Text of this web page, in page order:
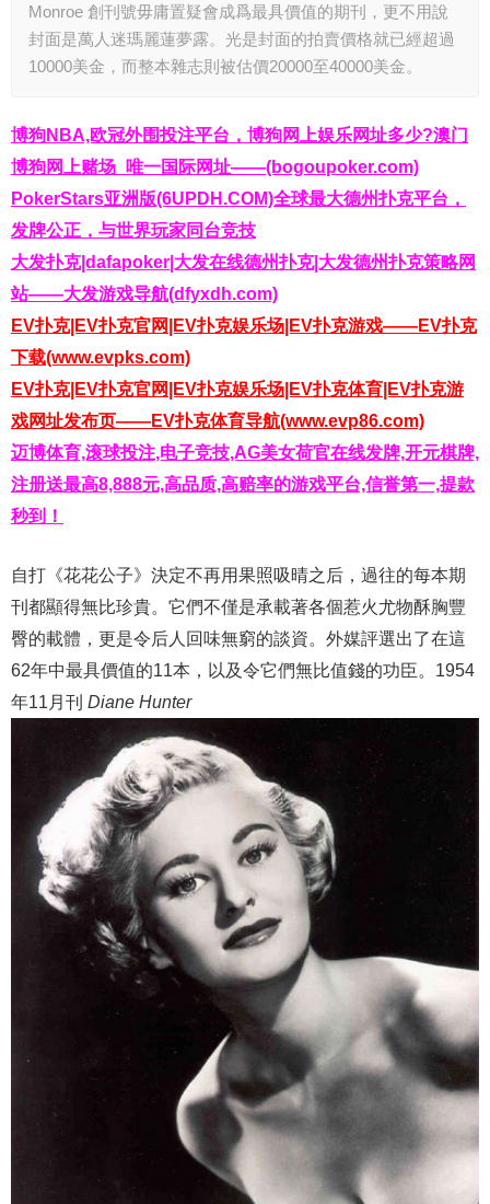
Monroe 創刊號毋庸置疑會成爲最具價值的期刊，更不用說
封面是萬人迷瑪麗蓮夢露。光是封面的拍賣價格就已經超過
10000美金，而整本雜志則被估價20000至40000美金。
博狗NBA,欧冠外围投注平台，博狗网上娱乐网址多少?澳门
博狗网上赌场_唯一国际网址——(bogoupoker.com)
PokerStars亚洲版(6UPDH.COM)全球最大德州扑克平台，
发牌公正，与世界玩家同台竞技
大发扑克|dafapoker|大发在线德州扑克|大发德州扑克策略网
站——大发游戏导航(dfyxdh.com)
EV扑克|EV扑克官网|EV扑克娱乐场|EV扑克游戏——EV扑克
下载(www.evpks.com)
EV扑克|EV扑克官网|EV扑克娱乐场|EV扑克体育|EV扑克游
戏网址发布页——EV扑克体育导航(www.evp86.com)
迈博体育,滚球投注,电子竞技,AG美女荷官在线发牌,开元棋牌,
注册送最高8,888元,高品质,高赔率的游戏平台,信誉第一,提款
秒到！
自打《花花公子》決定不再用果照吸晴之后，過往的每本期
刊都顯得無比珍貴。它們不僅是承載著各個惹火尤物酥胸豐
臀的載體，更是令后人回味無窮的談資。外媒評選出了在這
62年中最具價值的11本，以及令它們無比值錢的功臣。1954
年11月刊 Diane Hunter